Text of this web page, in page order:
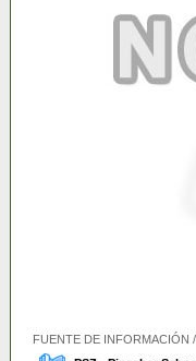
FUENTE DE INFORMACIÓN